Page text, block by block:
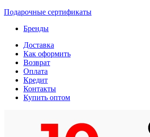
Подарочные сертификаты
Бренды
Доставка
Как оформить
Возврат
Оплата
Кредит
Контакты
Купить оптом